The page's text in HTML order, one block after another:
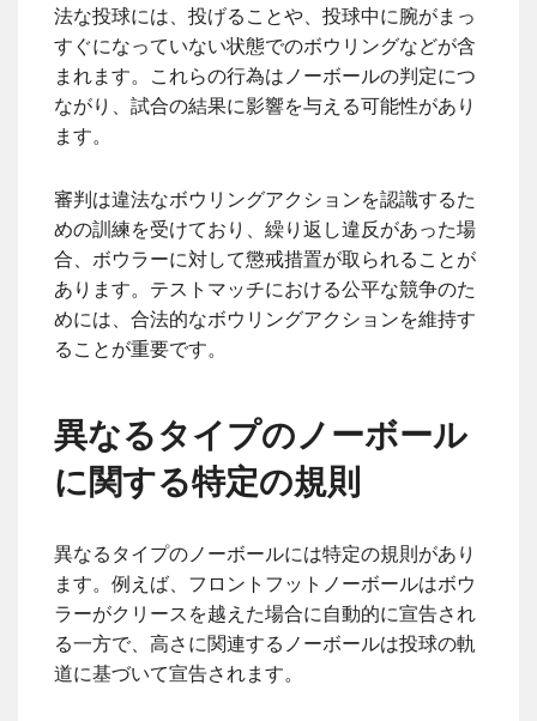
法な投球には、投げることや、投球中に腕がまっ
すぐになっていない状態でのボウリングなどが含
まれます。これらの行為はノーボールの判定につ
ながり、試合の結果に影響を与える可能性があり
ます。
審判は違法なボウリングアクションを認識するた
めの訓練を受けており、繰り返し違反があった場
合、ボウラーに対して懲戒措置が取られることが
あります。テストマッチにおける公平な競争のた
めには、合法的なボウリングアクションを維持す
ることが重要です。
異なるタイプのノーボール
に関する特定の規則
異なるタイプのノーボールには特定の規則があり
ます。例えば、フロントフットノーボールはボウ
ラーがクリースを越えた場合に自動的に宣告され
る一方で、高さに関連するノーボールは投球の軌
道に基づいて宣告されます。